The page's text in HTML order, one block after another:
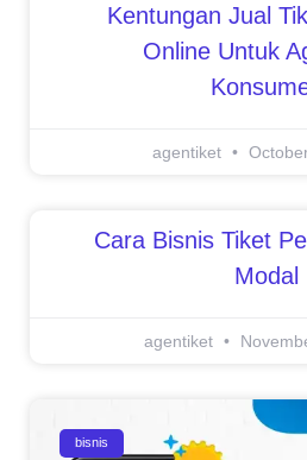
Kentungan Jual
Online Untuk
agentiket
Cara Bisnis Tiket
Modal
agentiket
bisnis